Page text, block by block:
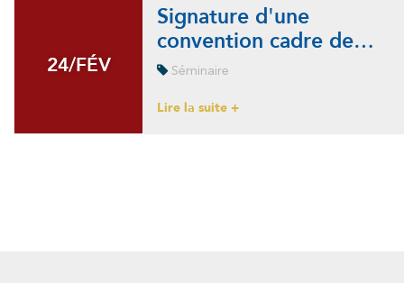
24/FÉV
24/FÉV
Signature d'une
convention cadre de…
Séminaire
Lire la suite +